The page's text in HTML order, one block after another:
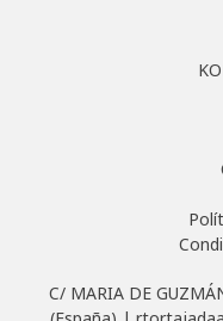
C/ MARIA DE